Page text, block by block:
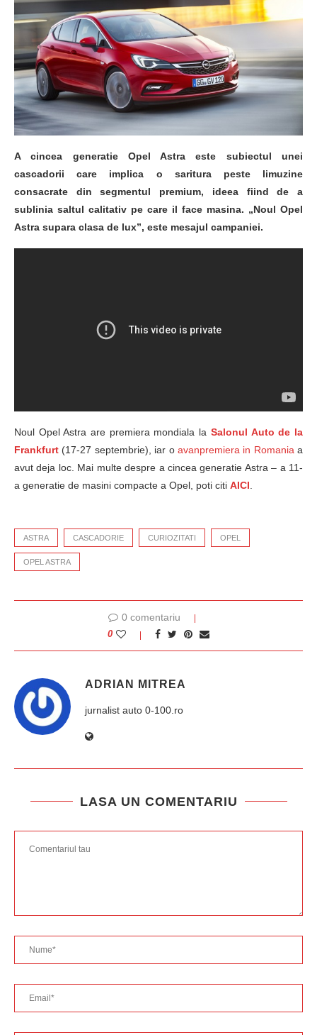
A cincea generatie Opel Astra este subiectul unei
cascadorii care implica o saritura peste limuzine
consacrate din segmentul premium, ideea fiind de a
sublinia saltul calitativ pe care il face masina. „Noul Opel
Astra supara clasa de lux”, este mesajul campaniei.
Noul Opel Astra are premiera mondiala la Salonul Auto de la
Frankfurt (17-27 septembrie), iar o avanpremiera in Romania a
avut deja loc. Mai multe despre a cincea generatie Astra – a 11-
a generatie de masini compacte a Opel, poti citi AICI
ASTRA CASCADORIE CURIOZITATI OPEL
OPEL ASTRA
0 comentariu
0
ADRIAN MITREA
jurnalist auto 0-100.ro
LASA UN COMENTARIU